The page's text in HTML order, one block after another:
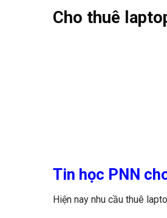
Cho thuê
Tin học PNN
Hiện nay nhu cầu thuê